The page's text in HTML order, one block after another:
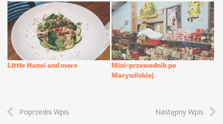
Little Hanoi and more
Mini-przewodnik po
Marywilskiej
Poprzedni Wpis Następny Wpis